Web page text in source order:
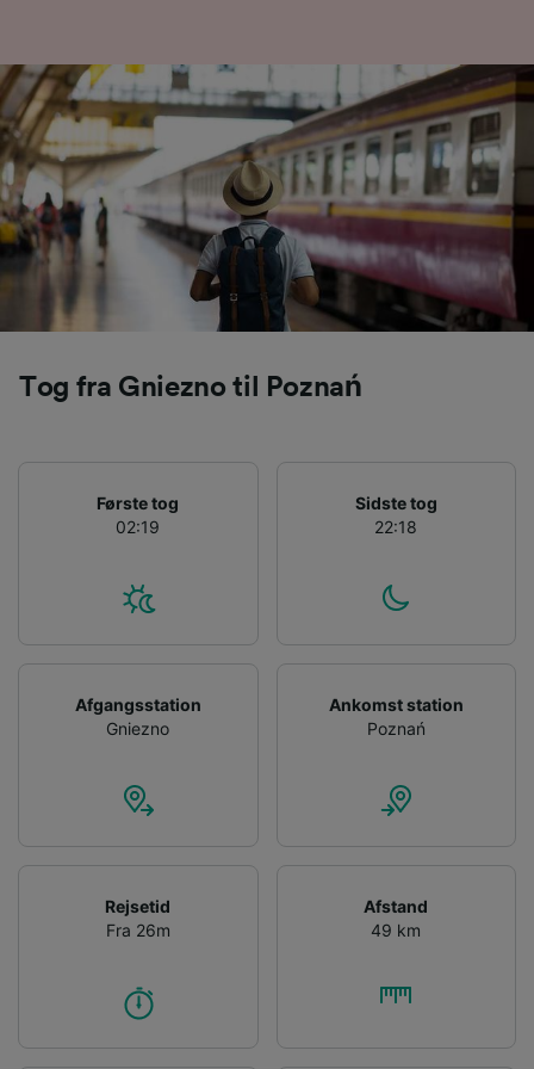
Tog fra Gniezno til Poznań
Første tog
02:19
Sidste tog
22:18
Afgangsstation
Gniezno
Ankomst station
Poznań
Rejsetid
Fra 26m
Afstand
49 km
levere:
Bruge præcise geografiske
placeringsoplysninger. Aktivt scanne
enhedskarakteristika til identifikation.
Opbevare og/eller tilgå oplysninger på en
enhed. Tilpasset annoncering og indhold,
annoncerings- og indholdsmåling,
målgruppeundersøgelser og udvikling af
tjenester.
Liste over partnere (leverandører)